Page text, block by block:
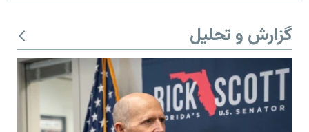
گزارش و تحلیل